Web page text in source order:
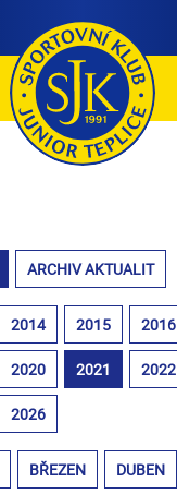
ARCHIV AKTUALIT
2014 2015 2016
2020 2021 2022
2026
BŘEZEN DUBEN